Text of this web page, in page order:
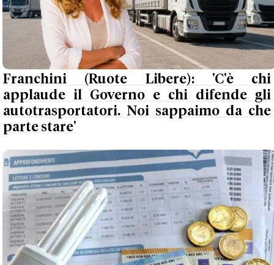
Franchini (Ruote Libere): 'C'è chi
applaude il Governo e chi difende gli
autotrasportatori. Noi sappaimo da che
parte stare'